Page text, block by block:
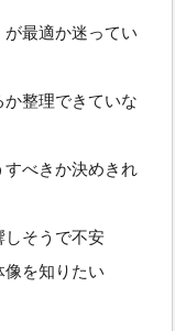
最適か迷ってい
整理できていな
べきか決めきれ
しそうで不安
像を知りたい